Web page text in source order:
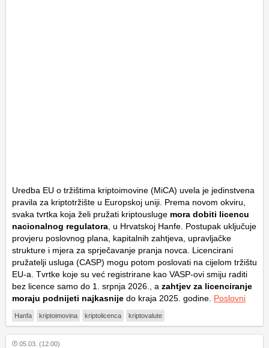
Uredba EU o tržištima kriptoimovine (MiCA) uvela je jedinstvena
pravila za kriptotržište u Europskoj uniji. Prema novom okviru,
svaka tvrtka koja želi pružati kriptousluge mora dobiti licencu
nacionalnog regulatora , u Hrvatskoj Hanfe. Postupak uključuje
provjeru poslovnog plana, kapitalnih zahtjeva, upravljačke
strukture i mjera za sprječavanje pranja novca. Licencirani
pružatelji usluga (CASP) mogu potom poslovati na cijelom tržištu
EU-a. Tvrtke koje su već registrirane kao VASP-ovi smiju raditi
bez licence samo do 1. srpnja 2026., a zahtjev za licenciranje
moraju podnijeti najkasnije do kraja 2025. godine. Poslovni
Hanfa kriptoimovina kriptolicenca kriptovalute
05.03. (12:00)